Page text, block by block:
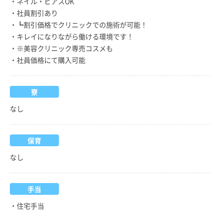
・社員割引あり
・┗割引価格でクリニックでの施術が可能！
・キレイになりながら働ける環境です！
・※美容クリニック専売コスメも
・社員価格にて購入可能
寮
なし
保育
なし
手当
・住宅手当